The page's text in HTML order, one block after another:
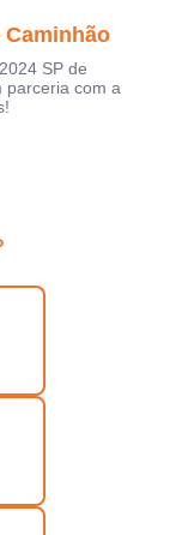
Caminhão
SP de
parceria com a